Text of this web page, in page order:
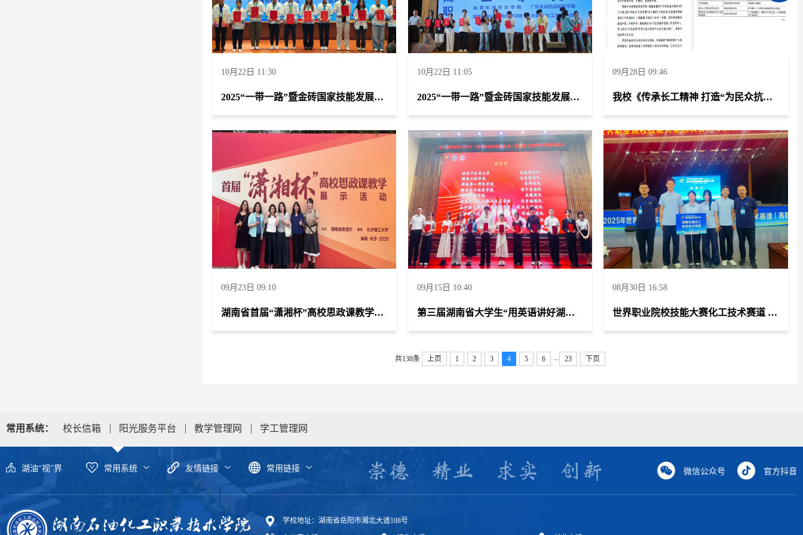
10月22日 11:30
2025“一带一路”暨金砖国家技能发展与技术创新大赛首届环境监测与检测赛项全国总决赛获团体一等奖一项、团体二等奖两项
10月22日 11:05
2025“一带一路”暨金砖国家技能发展与技术创新大赛第二届绿色化工安全操作职业技能赛项学生团队斩获高职组团体二等奖一项、教师荣获职工组二等奖两项
09月28日 09:46
我校《传承长工精神 打造“为民众抗一辈子长工”优质思政品牌》荣获立项及推广
09月23日 09:10
湖南省首届“潇湘杯”高校思政课教学展示竞赛荣获《思想道德与法治》组一等奖 德法教学团队荣获省级优秀教学团队
09月15日 10:40
第三届湖南省大学生“用英语讲好湖南故事”短视频大赛 特等奖
08月30日 16:58
世界职业院校技能大赛化工技术赛道 荣获金奖
共138条 上页 1 2 3 4 5 6 ... 23 下页
常用系统： 校长信箱 阳光服务平台 教学管理网 学工管理网
湖油“视”界 常用系统 友情链接 常用链接 微信公众号 官方抖音
学校地址：湖南省岳阳市湘北大道188号